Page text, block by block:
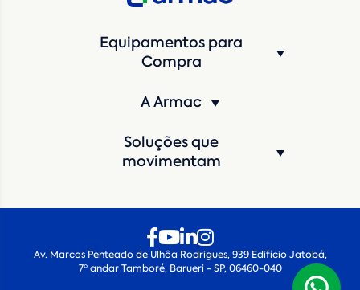
Equipamentos para
Compra
A Armac
Soluções que
movimentam
Av. Marcos Penteado de Ulhôa Rodrigues, 939 Edifício Jatobá,
7º andar Tamboré, Barueri - SP, 06460-040
Máquina de interesse*
Qual o período de locação? *